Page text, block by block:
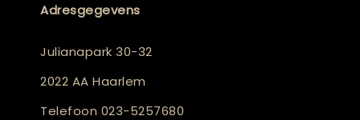
Adresgegevens
Julianapark 30-32
2022 AA Haarlem
Telefoon 023-5257680